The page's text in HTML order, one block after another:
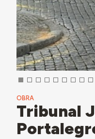
OBRA
Tribunal